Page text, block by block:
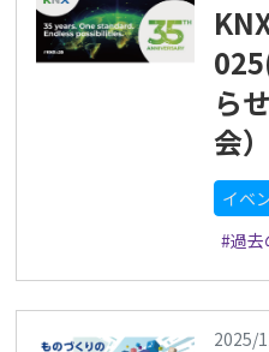
ら
会）
イベ
#過去
2025/